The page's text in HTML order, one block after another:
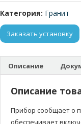
Категория: Гранит
Заказать установку
Описание
Описание
Прибор сообщает о
обеспечивает